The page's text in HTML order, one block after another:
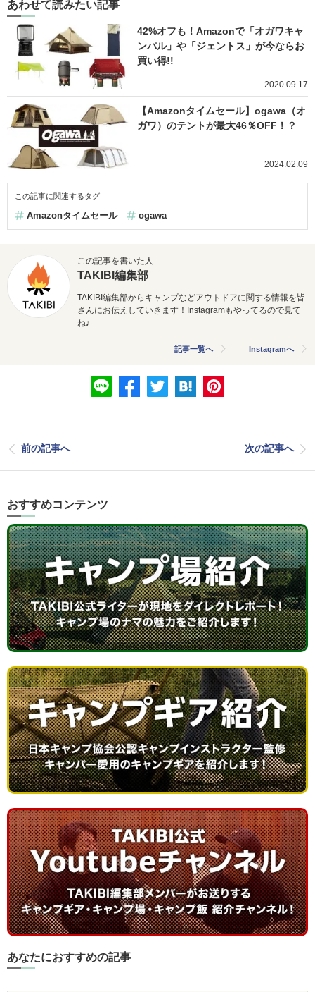
あわせて読みたい記事
42%オフも！Amazonで「オガワキャ
ンパル」や「ジェントス」が今ならお
買い得!!
2020.09.17
【Amazonタイムセール】ogawa（オ
ガワ）のテントが最大46％OFF！？
2024.02.09
この記事に関連するタグ
Amazonタイムセール ogawa
この記事を書いた人
TAKIBI編集部
TAKIBI編集部からキャンプなどアウトドアに関する情報を皆
さんにお伝えしていきます！Instagramもやってるので見て
ね♪
記事一覧へ Instagramへ
前の記事へ 次の記事へ
おすすめコンテンツ
あなたにおすすめの記事